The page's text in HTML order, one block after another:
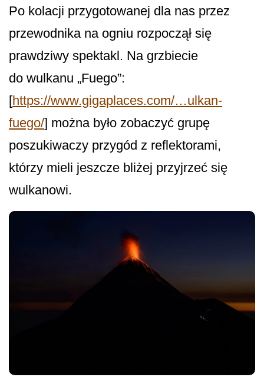
Po kolacji przygotowanej dla nas przez
przewodnika na ogniu rozpoczął się
prawdziwy spektakl. Na grzbiecie
do wulkanu „Fuego”:
[https://www.gigaplaces.com/…ulkan-
fuego/] można było zobaczyć grupę
poszukiwaczy przygód z reflektorami,
którzy mieli jeszcze bliżej przyjrzeć się
wulkanowi.